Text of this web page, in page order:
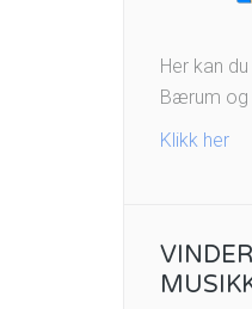
Her kan
Bærum og
Klikk her